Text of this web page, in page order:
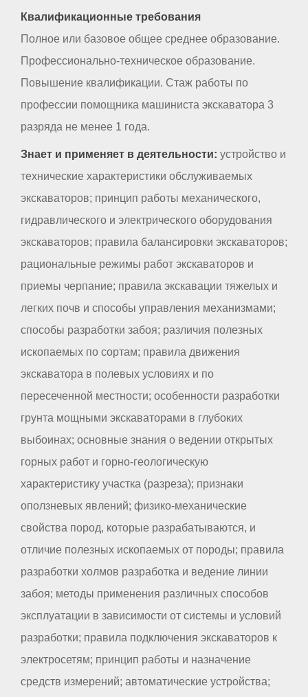
Квалификационные требования
Полное или базовое общее среднее образование.
Профессионально-техническое образование.
Повышение квалификации. Стаж работы по
профессии помощника машиниста экскаватора 3
разряда не менее 1 года.
Знает и применяет в деятельности: устройство и
технические характеристики обслуживаемых
экскаваторов; принцип работы механического,
гидравлического и электрического оборудования
экскаваторов; правила балансировки экскаваторов;
рациональные режимы работ экскаваторов и
приемы черпание; правила экскавации тяжелых и
легких почв и способы управления механизмами;
способы разработки забоя; различия полезных
ископаемых по сортам; правила движения
экскаватора в полевых условиях и по
пересеченной местности; особенности разработки
грунта мощными экскаваторами в глубоких
выбоинах; основные знания о ведении открытых
горных работ и горно-геологическую
характеристику участка (разреза); признаки
оползневых явлений; физико-механические
свойства пород, которые разрабатываются, и
отличие полезных ископаемых от породы; правила
разработки холмов разработка и ведение линии
забоя; методы применения различных способов
эксплуатации в зависимости от системы и условий
разработки; правила подключения экскаваторов к
электросетям; принцип работы и назначение
средств измерений; автоматические устройства;